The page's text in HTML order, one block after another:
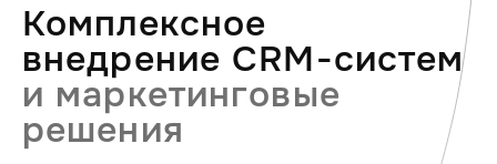
Комплексное
внедрение CRM-систем
и маркетинговые
решения